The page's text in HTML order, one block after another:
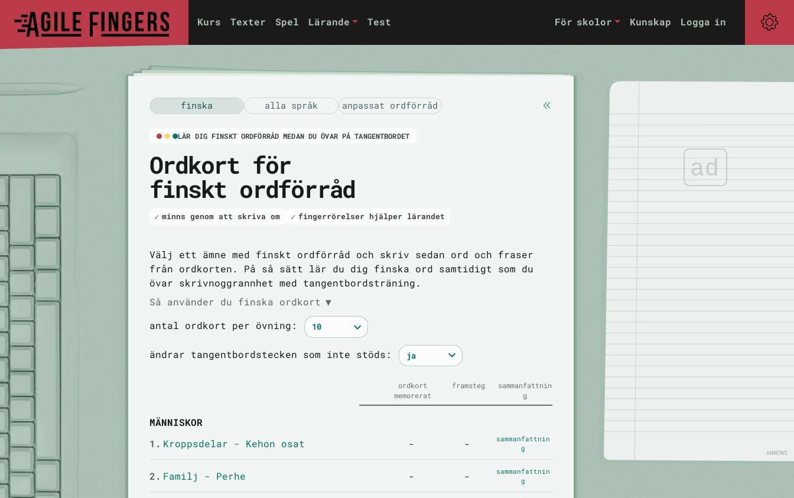
Kurs Texter Spel Lärande Test För skolor Kunskap Logga in
finska alla språk anpassat ordförråd
LÄR DIG FINSKT ORDFÖRRÅD MEDAN DU ÖVAR PÅ TANGENTBORDET
Ordkort för
finskt ordförråd
minns genom att skriva om fingerrörelser hjälper lärandet
Välj ett ämne med finskt ordförråd och skriv sedan ord och fraser
från ordkorten. På så sätt lär du dig finska ord samtidigt som du
övar skrivnoggrannhet med tangentbordsträning.
Så använder du finska ordkort ▼
antal ordkort per övning:
ändrar tangentbordstecken som inte stöds:
ordkort
memorerat
framsteg
sammanfattnin
g
MÄNNISKOR
1. Kroppsdelar - Kehon osat - -
sammanfattnin
g
2. Familj - Perhe - -
sammanfattnin
g
ad
ANNONS